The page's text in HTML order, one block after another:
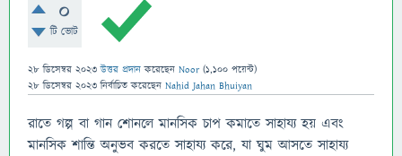
0
টি ভোট
28 ডিসেম্বর 2023 উত্তর প্রদান করেছেন Noor (1,100 পয়েন্ট)
28 ডিসেম্বর 2023 নির্বাচিত করেছেন Nahid Jahan Bhuiyan
রাতে গল্প বা গান শোনলে মানসিক চাপ কমাতে সাহায্য হয় এবং
মানসিক শান্তি অনুভব করতে সাহায্য করে, যা ঘুম আসতে সাহায্য